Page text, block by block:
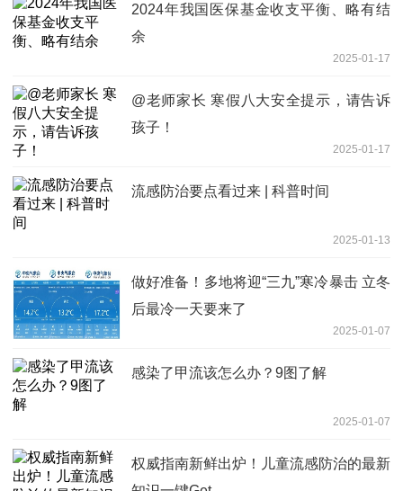
2024年我国医保基金收支平衡、略有结
余
2025-01-17
@老师家长 寒假八大安全提示，请告诉
孩子！
2025-01-17
流感防治要点看过来 | 科普时间
2025-01-13
做好准备！多地将迎“三九”寒冷暴击 立冬
后最冷一天要来了
2025-01-07
感染了甲流该怎么办？9图了解
2025-01-07
权威指南新鲜出炉！儿童流感防治的最新